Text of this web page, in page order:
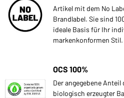
Artikel mit dem No
Brandlabel. Sie sind
ideale Basis für Ihr
markenkonformen Stil.
OCS 100%
Der angegebene
biologisch erzeugter